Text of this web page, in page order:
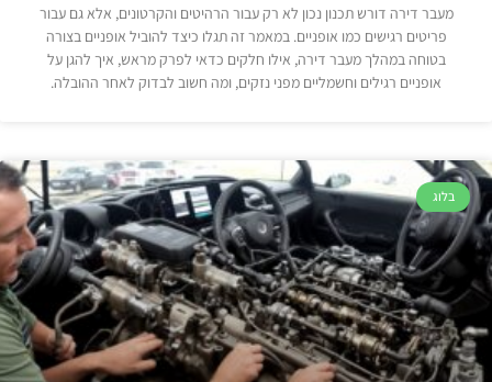
מעבר דירה דורש תכנון נכון לא רק עבור הרהיטים והקרטונים, אלא גם עבור
פריטים רגישים כמו אופניים. במאמר זה תגלו כיצד להוביל אופניים בצורה
בטוחה במהלך מעבר דירה, אילו חלקים כדאי לפרק מראש, איך להגן על
אופניים רגילים וחשמליים מפני נזקים, ומה חשוב לבדוק לאחר ההובלה.
בלוג